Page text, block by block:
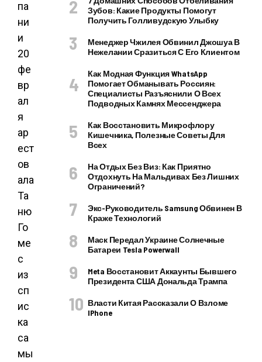
па
ни
и
20
фе
вр
ал
я
ар
ест
ов
ала
Та
ню
Го
ме
с
из
сп
ис
ка
са
мы
Зубов: Какие Продукты Помогут
Получить Голливудскую Улыбку
Менеджер Чжилея Обвинил Джошуа В
Нежелании Сразиться С Его Клиентом
Как Модная Функция WhatsApp
Помогает Обманывать Россиян:
Специалисты Разъяснили О Всех
Подводных Камнях Мессенджера
Как Восстановить Микрофлору
Кишечника, Полезные Советы Для
Всех
На Отдых Без Виз: Как Приятно
Отдохнуть На Мальдивах Без Лишних
Ограничений?
Экс-Руководитель Samsung Обвинен В
Краже Технологий
Маск Передал Украине Солнечные
Батареи Tesla Powerwall
Meta Восстановит Аккаунты Бывшего
Президента США Дональда Трампа
Власти Китая Рассказали О Взломе
IPhone